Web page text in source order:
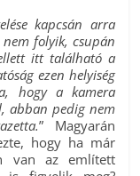
kapcsán arra
folyik, csupán
itt található a
ezen helyiség
hogy a kamera
abban pedig nem
” Magyarán
hogy ha már
van az említett